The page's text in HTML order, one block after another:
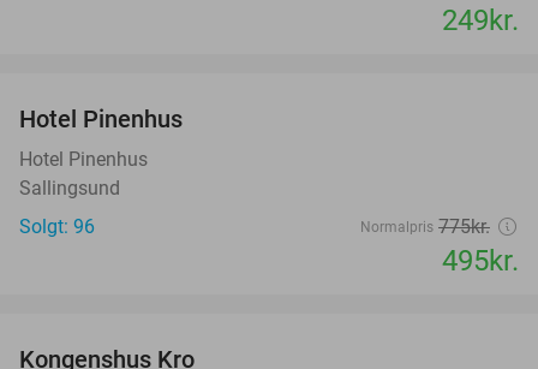
249kr.
Hotel Pinenhus
Hotel Pinenhus
Sallingsund
Solgt: 96
Normalpris 775kr.
495kr.
Kongenshus Kro